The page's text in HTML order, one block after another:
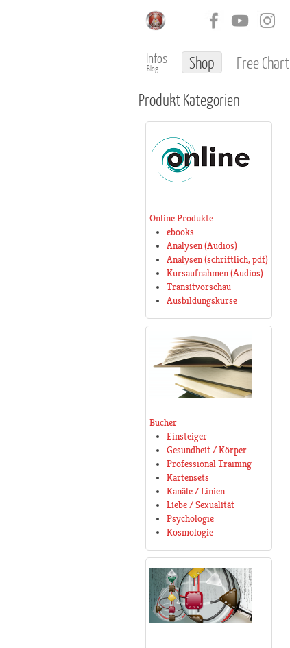
Infos
Blog Shop Free Chart
ProduktKategorien
Online Produkte
ebooks
Analysen (Audios)
Analysen (schriftlich, pdf)
Kursaufnahmen (Audios)
Transitvorschau
Ausbildungskurse
Bücher
Einsteiger
Gesundheit / Körper
Professional Training
Kartensets
Kanäle / Linien
Liebe / Sexualität
Psychologie
Kosmologie